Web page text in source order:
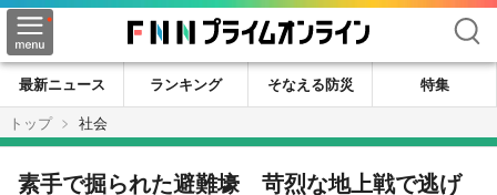
検索
最新ニュース ランキング そなえる防災
特集
トップ
社会
素手で掘られた避難壕 苛烈な地上戦で逃げ